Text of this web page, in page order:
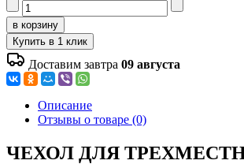
Доставим завтра 09 августа
Описание
Отзывы о товаре (0)
ЧЕХОЛ ДЛЯ